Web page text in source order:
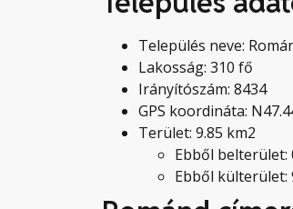
Település neve:
Lakosság: 310 fő
Irányítószám: 8434
GPS koordináta:
Terület: 9.85 km2
Ebből belterület:
Ebből külterület: